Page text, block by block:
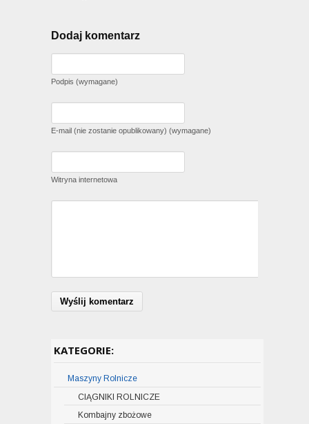
Dodaj komentarz
Podpis (wymagane)
E-mail (nie zostanie opublikowany) (wymagane)
Witryna internetowa
KATEGORIE:
Maszyny Rolnicze
CIĄGNIKI ROLNICZE
Ciągniki CASE IH
Kombajny zbożowe